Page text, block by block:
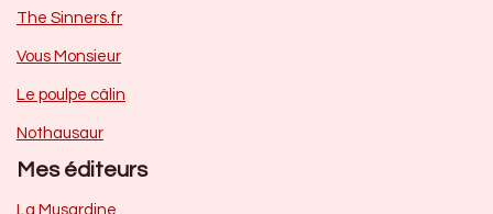
The Sinners.fr
Vous Monsieur
Le poulpe câlin
Nothausaur
Mes éditeurs
La Musardine